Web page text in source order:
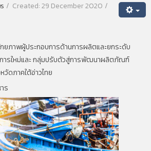
Created: 29 December 2020
ภาพผู้ประกอบการด้านการผลิตและยกระดับ
ารใหม่และ กลุ่มปรับตัวสู่การพัฒนาผลิตภัณฑ์
ดภาคใต้อ่าวไทย
ร